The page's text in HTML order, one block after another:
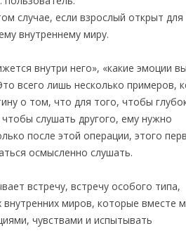
случае, если взрослый открыт для
внутреннему миру.
внутри него», «какие эмоции
всего лишь несколько примеров,
о том, что для того, чтобы
слушать другого, ему нужно
после этой операции, этого
осмысленно слушать.
встречу, встречу особого типа,
миров, которые вместе
чувствами и испытывать